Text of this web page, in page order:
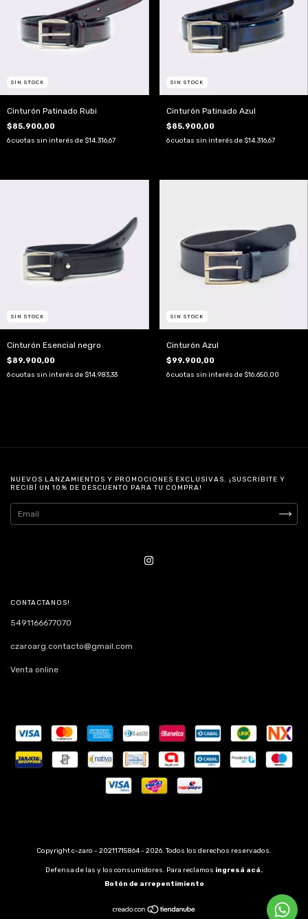
SIN STOCK
Cinturón Patinado Rubi
$85.900,00
6cuotas sin interés de $14.316,67
SIN STOCK
Cinturón Patinado Azul
$85.900,00
6 cuotas sin interés de $14.316,67
SIN STOCK
Cinturón Esencial negro
$89.900,00
6cuotas sin interés de $14.983,33
SIN STOCK
Cinturón Azul
$99.900,00
6 cuotas sin interés de $16.650,00
NUEVOS LANZAMIENTOS Y PROMOCIONES EXCLUSIVAS. ¡SUSCRIBITE Y
RECIBÍ UN 10% DE DESCUENTO PARA TU COMPRA!
CONTACTANOS!
5491166677070
czaroarg.contacto@gmail.com
Venta online
Copyright c-zaro - 20211715864 - 2026. Todos los derechos reservados.
Defensa de las y los consumidores. Para reclamos ingresá acá.
Botón de arrepentimiento